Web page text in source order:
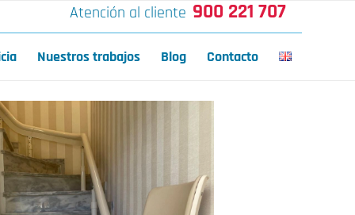
Atención al cliente 900 221 707
Nuestros trabajos Blog Contacto